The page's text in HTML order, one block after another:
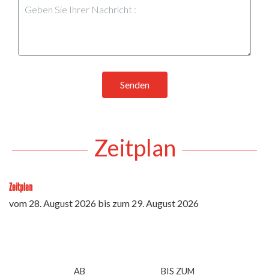
Senden
Zeitplan
Zeitplan
vom 28. August 2026 bis zum 29. August 2026
AB BIS ZUM